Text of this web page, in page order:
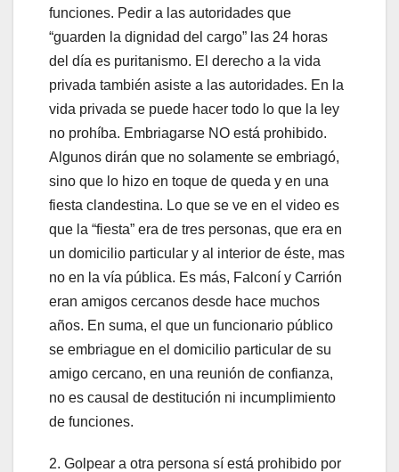
funciones. Pedir a las autoridades que
“guarden la dignidad del cargo” las 24 horas
del día es puritanismo. El derecho a la vida
privada también asiste a las autoridades. En la
vida privada se puede hacer todo lo que la ley
no prohíba. Embriagarse NO está prohibido.
Algunos dirán que no solamente se embriagó,
sino que lo hizo en toque de queda y en una
fiesta clandestina. Lo que se ve en el video es
que la “fiesta” era de tres personas, que era en
un domicilio particular y al interior de éste, mas
no en la vía pública. Es más, Falconí y Carrión
eran amigos cercanos desde hace muchos
años. En suma, el que un funcionario público
se embriague en el domicilio particular de su
amigo cercano, en una reunión de confianza,
no es causal de destitución ni incumplimiento
de funciones.
2. Golpear a otra persona sí está prohibido por